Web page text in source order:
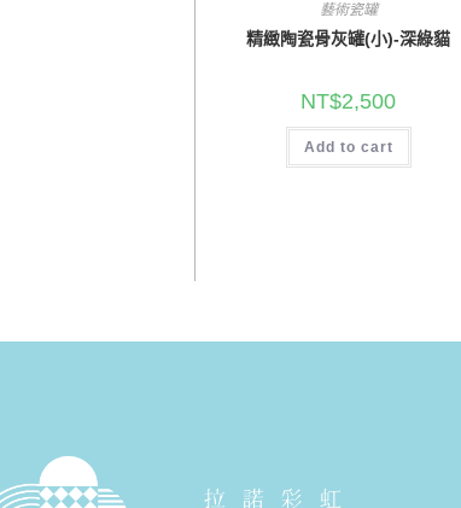
藝術瓷罐
精緻陶瓷骨灰罐(小)-深綠貓
NT$2,500
Add to cart